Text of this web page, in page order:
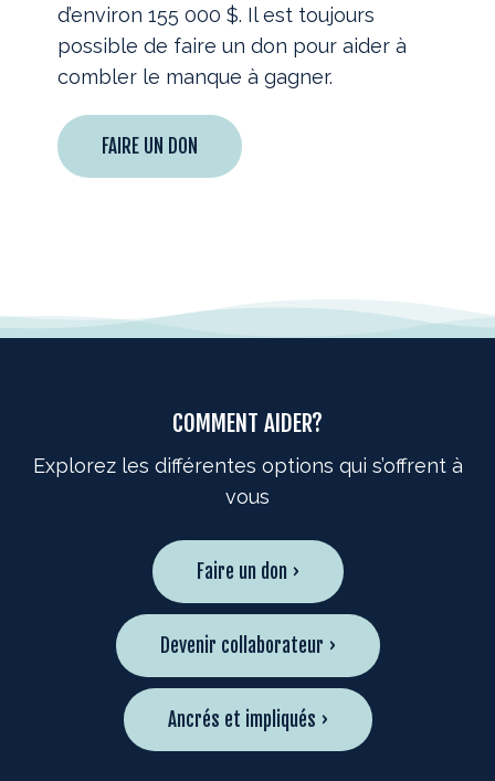
d’environ 155 000 $. Il est toujours
possible de faire un don pour aider à
combler le manque à gagner.
FAIRE UN DON
COMMENT AIDER?
Explorez les différentes options qui s’offrent à
vous
Faire un don ›
Devenir collaborateur ›
Ancrés et impliqués ›